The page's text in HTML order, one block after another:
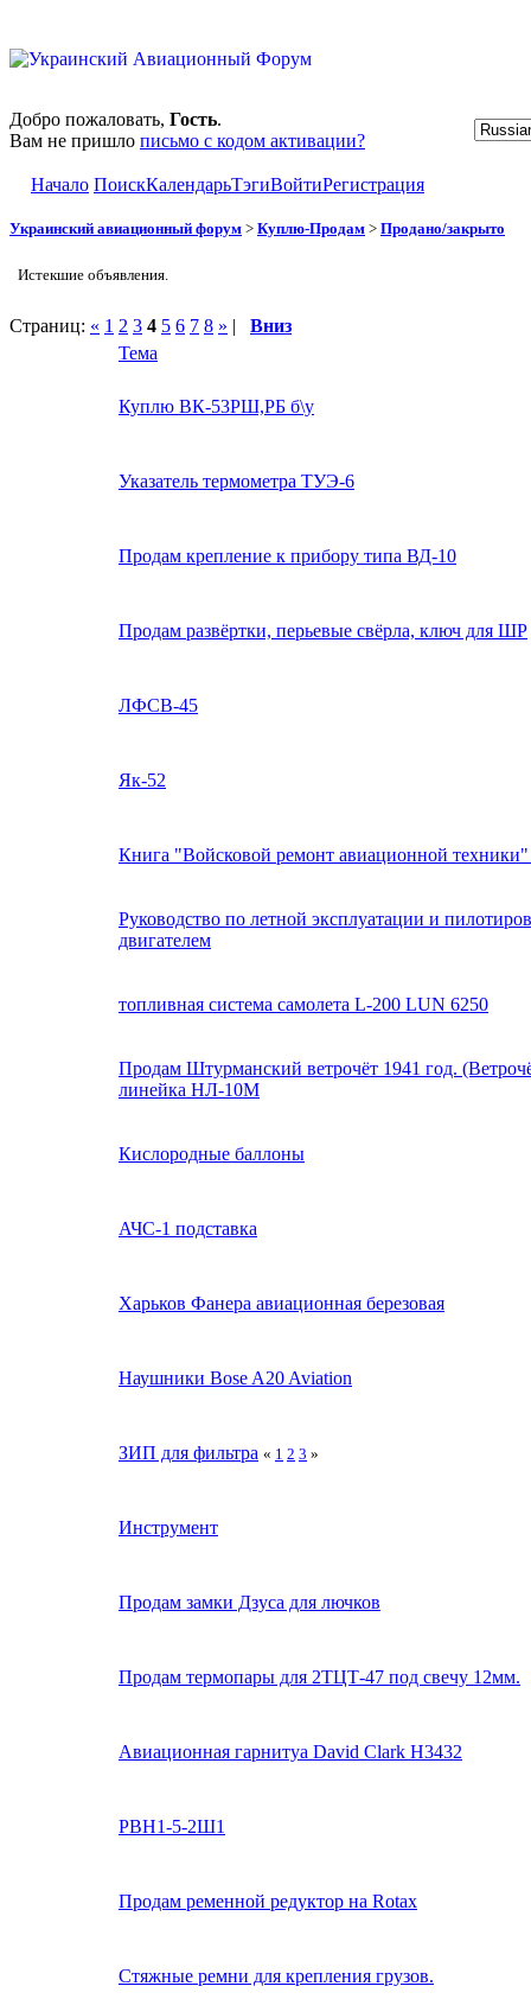
Добро пожаловать, Гость.
Вам не пришло письмо с кодом активации?
Начало ПоискКалендарьТэгиВойтиРегистрация
Украинский авиационный форум > Куплю-Продам > Продано/закрыто
Истекшие объявления.
Страниц: « 1 2 3 4 5 6 7 8 » | Вниз
Тема
Куплю ВК-53РШ,РБ б\у
Указатель термометра ТУЭ-6
Продам крепление к прибору типа ВД-10
Продам развёртки, перьевые свёрла, ключ для ШР
ЛФСВ-45
Як-52
Книга "Войсковой ремонт авиационной
Руководство по летной эксплуатации и
двигателем
топливная система самолета L-200 LUN 6250
Продам Штурманский ветрочёт 1941 год.
линейка НЛ-10М
Кислородные баллоны
АЧС-1 подставка
Харьков Фанера авиационная березовая
Наушники Bose A20 Aviation
ЗИП для фильтра « 1 2 3 »
Инструмент
Продам замки Дзуса для лючков
Продам термопары для 2ТЦТ-47 под свечу 12мм.
Авиационная гарнитуа David Clark H3432
РВН1-5-2Ш1
Продам ременной редуктор на Rotax
Стяжные ремни для крепления грузов.